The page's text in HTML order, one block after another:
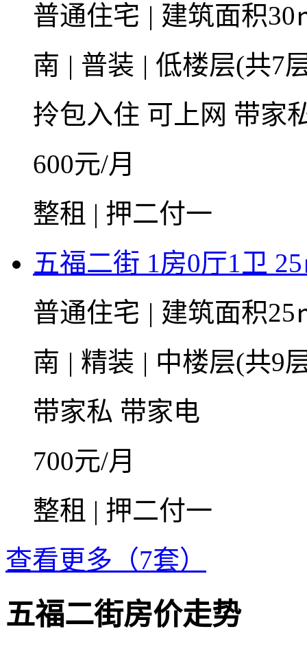
普通住宅 | 建筑面积
南 | 普装 | 低楼层(共7
拎包入住 可上网 带家
600元/月
整租 | 押二付一
五福二街 1房0厅1卫
普通住宅 | 建筑面积
南 | 精装 | 中楼层(共9
带家私 带家电
700元/月
整租 | 押二付一
查看更多（7套）
五福二街房价走势